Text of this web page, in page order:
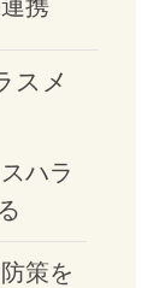
携
スメ
ハラ
策を